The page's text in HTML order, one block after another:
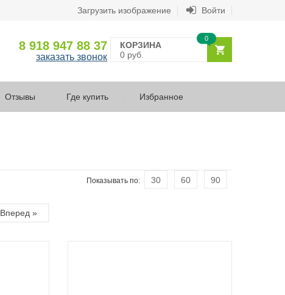
Загрузить изображение Войти
8 918 947 88 37
заказать звонок
КОРЗИНА
0 руб.
0
Отзывы Где купить Избранное
Показывать по: 30 60 90
Вперед »